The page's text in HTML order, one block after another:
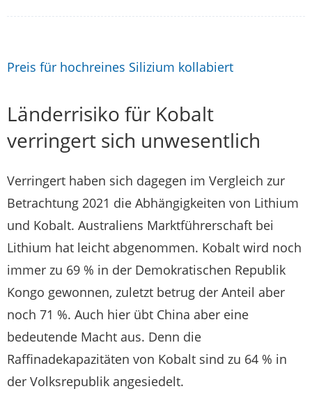
Preis für hochreines Silizium kollabiert
Länderrisiko für Kobalt
verringert sich unwesentlich
Verringert haben sich dagegen im Vergleich zur
Betrachtung 2021 die Abhängigkeiten von Lithium
und Kobalt. Australiens Marktführerschaft bei
Lithium hat leicht abgenommen. Kobalt wird noch
immer zu 69 % in der Demokratischen Republik
Kongo gewonnen, zuletzt betrug der Anteil aber
noch 71 %. Auch hier übt China aber eine
bedeutende Macht aus. Denn die
Raffinadekapazitäten von Kobalt sind zu 64 % in
der Volksrepublik angesiedelt.